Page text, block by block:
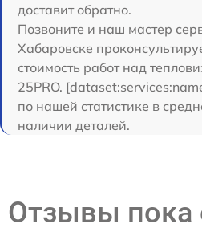
доставит обратно.
Позвоните и наш мастер
Хабаровске
стоимость работ над
25PRO.
по нашей статистике в
наличии деталей.
Отзывы пока